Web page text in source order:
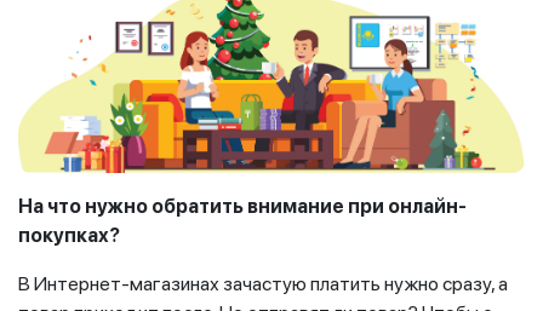
На что нужно обратить внимание при онлайн-
покупках?
В Интернет-магазинах зачастую платить нужно сразу, а